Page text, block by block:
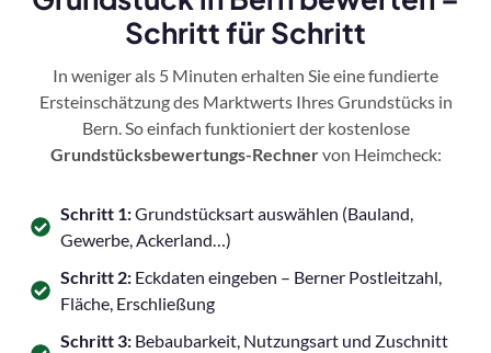
Schritt für Schritt
In weniger als 5 Minuten erhalten Sie eine fundierte
Ersteinschätzung des Marktwerts Ihres Grundstücks in
Bern. So einfach funktioniert der kostenlose
Grundstücksbewertungs-Rechnervon Heimcheck:
Schritt 1:Grundstücksart auswählen (Bauland,
Gewerbe, Ackerland…)
Schritt 2: Eckdaten eingeben – Berner Postleitzahl,
Fläche, Erschließung
Schritt 3: Bebaubarkeit, Nutzungsart und Zuschnitt